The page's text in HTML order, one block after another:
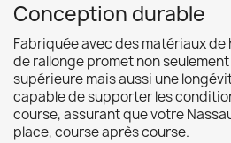
Conception durable
Fabriquée avec des matériaux
de rallonge promet non
supérieure mais aussi une
capable de supporter les
course, assurant que votre
place, course après course.